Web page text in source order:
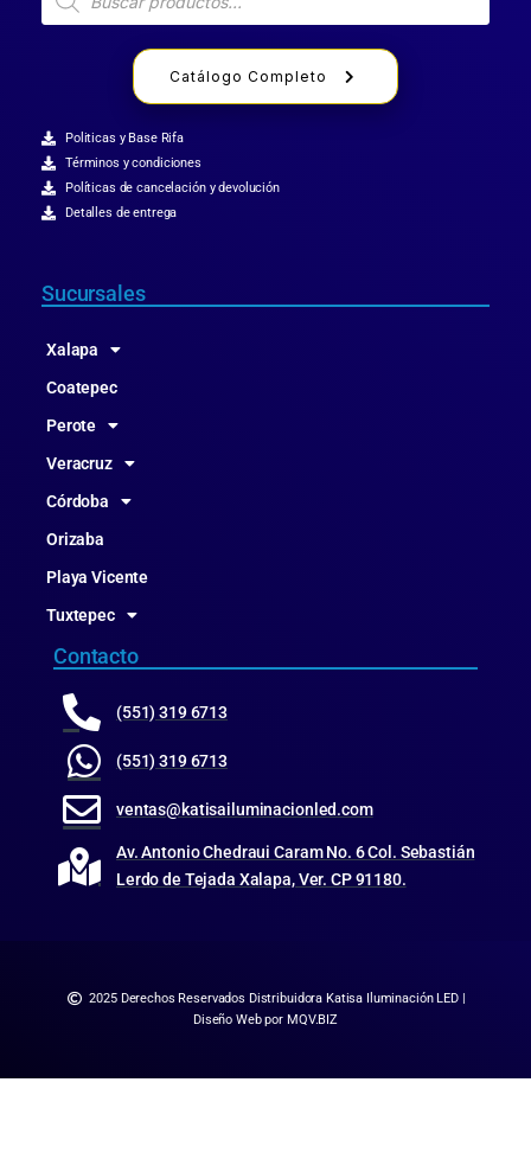
Catálogo Completo
Politicas y Base Rifa
Términos y condiciones
Políticas de cancelación y devolución
Detalles de entrega
Sucursales
Xalapa
Coatepec
Perote
Veracruz
Córdoba
Orizaba
Playa Vicente
Tuxtepec
Contacto
(551) 319 6713
(551) 319 6713
ventas@katisailuminacionled.com
Av. Antonio Chedraui Caram No. 6 Col. Sebastián
Lerdo de Tejada Xalapa, Ver. CP 91180.
2025 Derechos Reservados Distribuidora Katisa Iluminación LED |
Diseño Web por MQV.BIZ